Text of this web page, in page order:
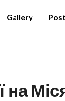
Gallery
на